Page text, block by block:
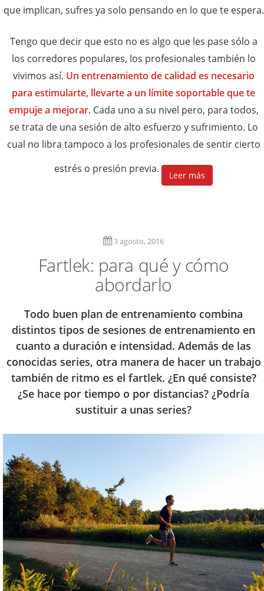
que implican, sufres ya solo pensando en lo que te espera.
Tengo que decir que esto no es algo que les pase sólo a
los corredores populares, los profesionales también lo
vivimos así. Un entrenamiento de calidad es necesario
para estimularte, llevarte a un límite soportable que te
empuje a mejorar. Cada uno a su nivel pero, para todos,
se trata de una sesión de alto esfuerzo y sufrimiento. Lo
cual no libra tampoco a los profesionales de sentir cierto
estrés o presión previa.
Leer más
3 agosto, 2016
Fartlek: para qué y cómo
abordarlo
Todo buen plan de entrenamiento combina
distintos tipos de sesiones de entrenamiento en
cuanto a duración e intensidad. Además de las
conocidas series, otra manera de hacer un trabajo
también de ritmo es el fartlek. ¿En qué consiste?
¿Se hace por tiempo o por distancias? ¿Podría
sustituir a unas series?